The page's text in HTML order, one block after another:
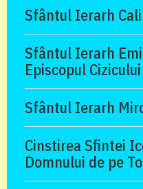
Sfântul Ierarh
Sfântul Ierarh
Episcopul Cizicului
Sfântul Ierarh
Cinstirea Sfintei
Domnului de pe